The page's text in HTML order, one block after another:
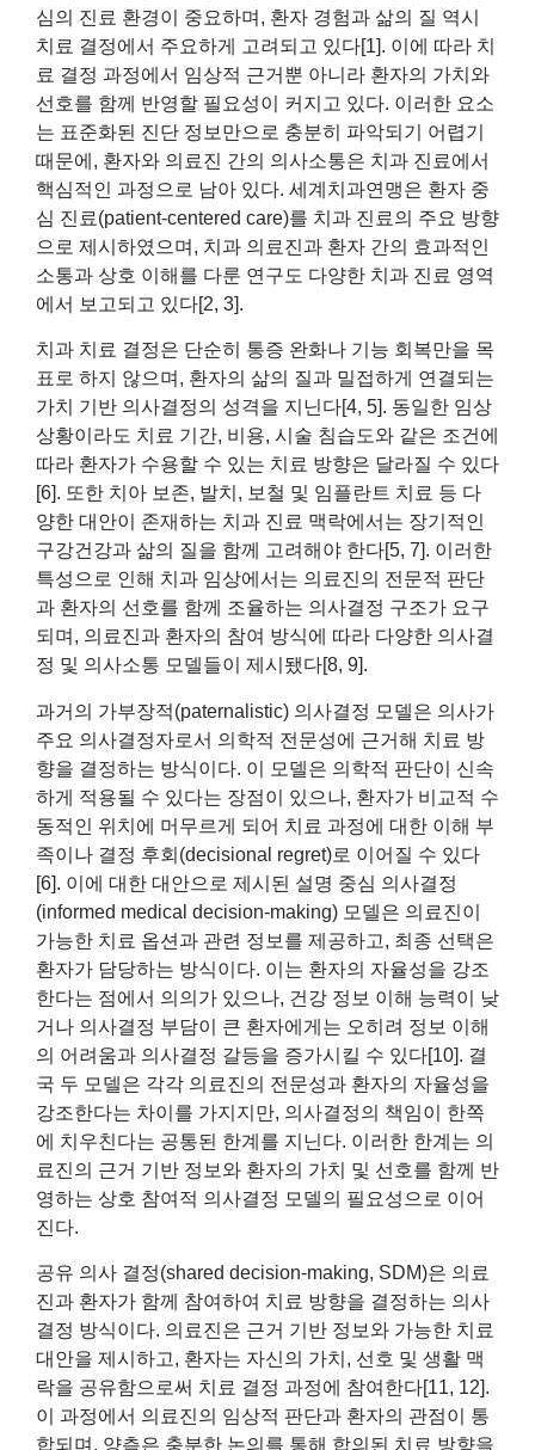
심의 진료 환경이 중요하며, 환자 경험과 삶의 질 역시
치료 결정에서 주요하게 고려되고 있다[1]. 이에 따라 치
료 결정 과정에서 임상적 근거뿐 아니라 환자의 가치와
선호를 함께 반영할 필요성이 커지고 있다. 이러한 요소
는 표준화된 진단 정보만으로 충분히 파악되기 어렵기
때문에, 환자와 의료진 간의 의사소통은 치과 진료에서
핵심적인 과정으로 남아 있다. 세계치과연맹은 환자 중
심 진료(patient-centered care)를 치과 진료의 주요 방향
으로 제시하였으며, 치과 의료진과 환자 간의 효과적인
소통과 상호 이해를 다룬 연구도 다양한 치과 진료 영역
에서 보고되고 있다[2, 3].
치과 치료 결정은 단순히 통증 완화나 기능 회복만을 목
표로 하지 않으며, 환자의 삶의 질과 밀접하게 연결되는
가치 기반 의사결정의 성격을 지닌다[4, 5]. 동일한 임상
상황이라도 치료 기간, 비용, 시술 침습도와 같은 조건에
따라 환자가 수용할 수 있는 치료 방향은 달라질 수 있다
[6]. 또한 치아 보존, 발치, 보철 및 임플란트 치료 등 다
양한 대안이 존재하는 치과 진료 맥락에서는 장기적인
구강건강과 삶의 질을 함께 고려해야 한다[5, 7]. 이러한
특성으로 인해 치과 임상에서는 의료진의 전문적 판단
과 환자의 선호를 함께 조율하는 의사결정 구조가 요구
되며, 의료진과 환자의 참여 방식에 따라 다양한 의사결
정 및 의사소통 모델들이 제시됐다[8, 9].
과거의 가부장적(paternalistic) 의사결정 모델은 의사가
주요 의사결정자로서 의학적 전문성에 근거해 치료 방
향을 결정하는 방식이다. 이 모델은 의학적 판단이 신속
하게 적용될 수 있다는 장점이 있으나, 환자가 비교적 수
동적인 위치에 머무르게 되어 치료 과정에 대한 이해 부
족이나 결정 후회(decisional regret)로 이어질 수 있다
[6]. 이에 대한 대안으로 제시된 설명 중심 의사결정
(informed medical decision-making) 모델은 의료진이
가능한 치료 옵션과 관련 정보를 제공하고, 최종 선택은
환자가 담당하는 방식이다. 이는 환자의 자율성을 강조
한다는 점에서 의의가 있으나, 건강 정보 이해 능력이 낮
거나 의사결정 부담이 큰 환자에게는 오히려 정보 이해
의 어려움과 의사결정 갈등을 증가시킬 수 있다[10]. 결
국 두 모델은 각각 의료진의 전문성과 환자의 자율성을
강조한다는 차이를 가지지만, 의사결정의 책임이 한쪽
에 치우친다는 공통된 한계를 지닌다. 이러한 한계는 의
료진의 근거 기반 정보와 환자의 가치 및 선호를 함께 반
영하는 상호 참여적 의사결정 모델의 필요성으로 이어
진다.
공유 의사 결정(shared decision-making, SDM)은 의료
진과 환자가 함께 참여하여 치료 방향을 결정하는 의사
결정 방식이다. 의료진은 근거 기반 정보와 가능한 치료
대안을 제시하고, 환자는 자신의 가치, 선호 및 생활 맥
락을 공유함으로써 치료 결정 과정에 참여한다[11, 12].
이 과정에서 의료진의 임상적 판단과 환자의 관점이 통
합되며, 양측은 충분한 논의를 통해 합의된 치료 방향을